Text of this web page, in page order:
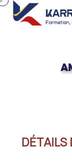
DÉTAILS